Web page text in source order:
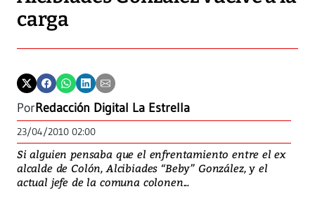
carga
PorRedacción Digital La Estrella
23/04/2010 02:00
Si alguien pensaba que el enfrentamiento entre el ex
alcalde de Colón, Alcibiades “Beby” González, y el
actual jefe de la comuna colonen...